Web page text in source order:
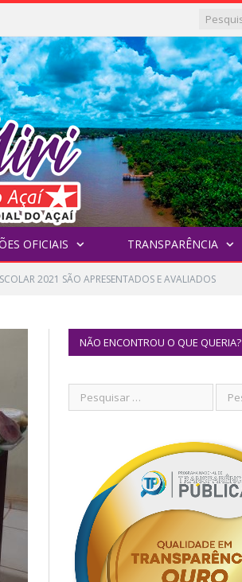
OFICIAIS TRANSPARÊNCIA
2021 SÃO APRESENTADOS E AVALIADOS
NÃO ENCONTROU O QUE QUERIA?